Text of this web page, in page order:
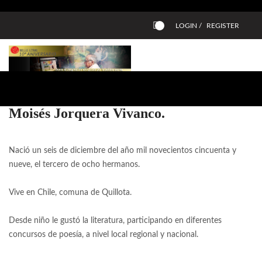
LOGIN / REGISTER
Moisés Jorquera Vivanco.
Nació un seis de diciembre del año mil novecientos cincuenta y
nueve, el tercero de ocho hermanos.
Vive en Chile, comuna de Quillota.
Desde niño le gustó la literatura, participando en diferentes
concursos de poesía, a nivel local regional y nacional.